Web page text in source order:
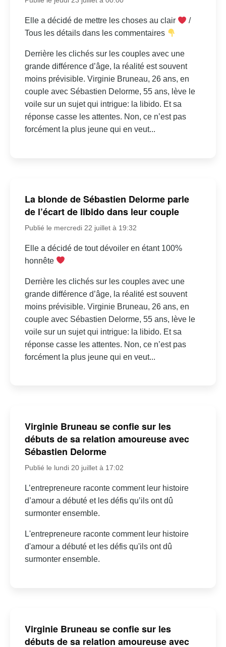
Elle a décidé de mettre les choses au clair
/
Tous les détails dans les commentaires
Derrière les clichés sur les couples avec une
grande différence d’âge, la réalité est souvent
moins prévisible. Virginie Bruneau, 26 ans, en
couple avec Sébastien Delorme, 55 ans, lève le
voile sur un sujet qui intrigue: la libido. Et sa
réponse casse les attentes. Non, ce n’est pas
forcément la plus jeune qui en veut...
La blonde de Sébastien Delorme parle
de l’écart de libido dans leur couple
Publié le mercredi 22 juillet à 19:32
Elle a décidé de tout dévoiler en étant 100%
honnête
Derrière les clichés sur les couples avec une
grande différence d’âge, la réalité est souvent
moins prévisible. Virginie Bruneau, 26 ans, en
couple avec Sébastien Delorme, 55 ans, lève le
voile sur un sujet qui intrigue: la libido. Et sa
réponse casse les attentes. Non, ce n’est pas
forcément la plus jeune qui en veut...
Virginie Bruneau se confie sur les
débuts de sa relation amoureuse avec
Sébastien Delorme
Publié le lundi 20 juillet à 17:02
L’entrepreneure raconte comment leur histoire
d’amour a débuté et les défis qu’ils ont dû
surmonter ensemble.
L'entrepreneure raconte comment leur histoire
d'amour a débuté et les défis qu'ils ont dû
surmonter ensemble.
Virginie Bruneau se confie sur les
débuts de sa relation amoureuse avec